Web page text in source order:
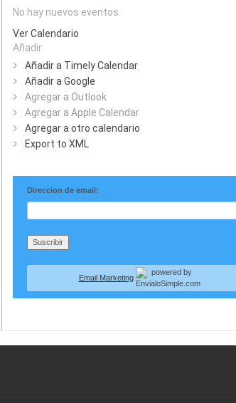
No hay nuevos eventos.
Ver Calendario
Añadir
Añadir a Timely Calendar
Añadir a Google
Agregar a Outlook
Agregar a Apple Calendar
Agregar a otro calendario
Export to XML
Direccion de email:
Email Marketing